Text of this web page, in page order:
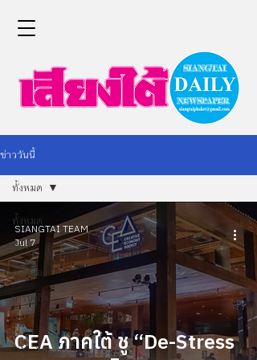
ข่าววันนี้
ทั้งหมด
ข่าว
การเมือง
เศรษฐกิจ
กีฬา
Life &
ทั้งหมด
CEA ภาคใต้ ชู “De-Stress
SIANGTAI TEAM
Jul 7